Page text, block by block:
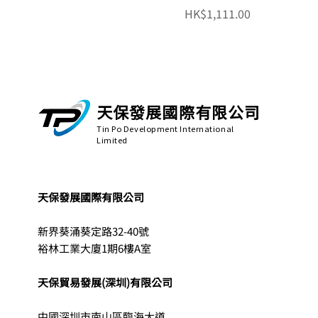
價格
HK$1,111.00
天保發展國際有限公司
Tin Po Development International
Limited
天保發展國際有限公司
新界葵涌葵定路32-40號
裕林工業大廈1期6樓A室
天保貿易發展(深圳)有限公司